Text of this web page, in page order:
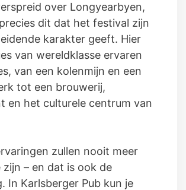
over Longyearbyen,
dit dat het festival zijn
karakter geeft. Hier
van wereldklasse ervaren
van een kolenmijn en een
tot een brouwerij,
en het culturele centrum van
zullen nooit meer
– en dat is ook de
In Karlsberger Pub kun je